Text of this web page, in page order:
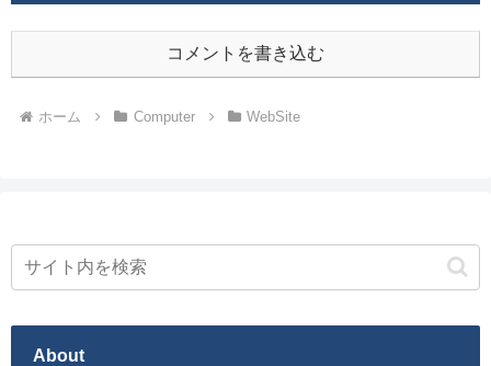
コメントを書き込む
ホーム Computer WebSite
About